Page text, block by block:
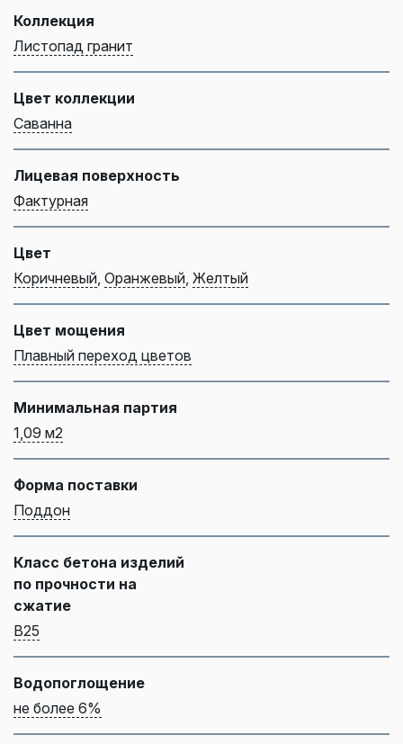
Коллекция
Листопад гранит
Цвет коллекции
Саванна
Лицевая поверхность
Фактурная
Цвет
Коричневый Оранжевый Желтый
Цвет мощения
Плавный переход цветов
Минимальная партия
1,09 м2
Форма поставки
Поддон
Класс бетона изделий
по прочности на
сжатие
B25
Водопоглощение
не более 6%